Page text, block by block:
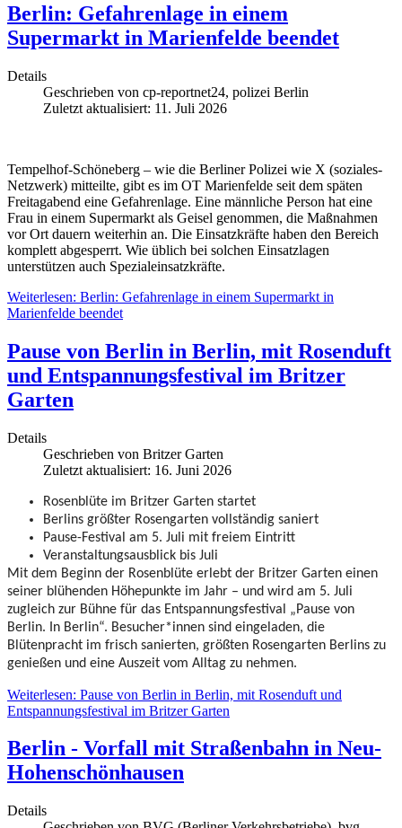
Berlin: Gefahrenlage in einem
Supermarkt in Marienfelde beendet
Details
Geschrieben von cp-reportnet24, polizei Berlin
Zuletzt aktualisiert: 11. Juli 2026
Tempelhof-Schöneberg – wie die Berliner Polizei wie X (soziales-
Netzwerk) mitteilte, gibt es im OT Marienfelde seit dem späten
Freitagabend eine Gefahrenlage. Eine männliche Person hat eine
Frau in einem Supermarkt als Geisel genommen, die Maßnahmen
vor Ort dauern weiterhin an. Die Einsatzkräfte haben den Bereich
komplett abgesperrt. Wie üblich bei solchen Einsatzlagen
unterstützen auch Spezialeinsatzkräfte.
Weiterlesen: Berlin: Gefahrenlage in einem Supermarkt in
Marienfelde beendet
Pause von Berlin in Berlin, mit Rosenduft
und Entspannungsfestival im Britzer
Garten
Details
Geschrieben von Britzer Garten
Zuletzt aktualisiert: 16. Juni 2026
Rosenblüte im Britzer Garten startet
Berlins größter Rosengarten vollständig saniert
Pause-Festival am 5. Juli mit freiem Eintritt
Veranstaltungsausblick bis Juli
Mit dem Beginn der Rosenblüte erlebt der Britzer Garten einen
seiner blühenden Höhepunkte im Jahr – und wird am 5. Juli
zugleich zur Bühne für das Entspannungsfestival „Pause von
Berlin. In Berlin“. Besucher*innen sind eingeladen, die
Blütenpracht im frisch sanierten, größten Rosengarten Berlins zu
genießen und eine Auszeit vom Alltag zu nehmen.
Weiterlesen: Pause von Berlin in Berlin, mit Rosenduft und
Entspannungsfestival im Britzer Garten
Berlin - Vorfall mit Straßenbahn in Neu-
Hohenschönhausen
Details